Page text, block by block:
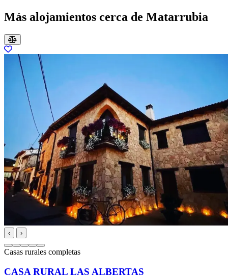
Más alojamientos cerca de Matarrubia
‹ ›
Casas rurales completas
CASA RURAL LAS ALBERTAS